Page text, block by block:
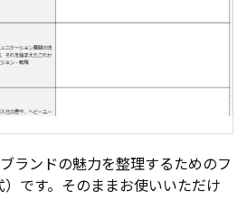
ランドの魅力を整理するためのフ
です。そのままお使いいただけ